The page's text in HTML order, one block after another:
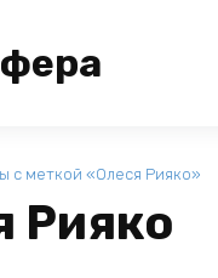
с меткой «Олеся Рияко»
Рияко